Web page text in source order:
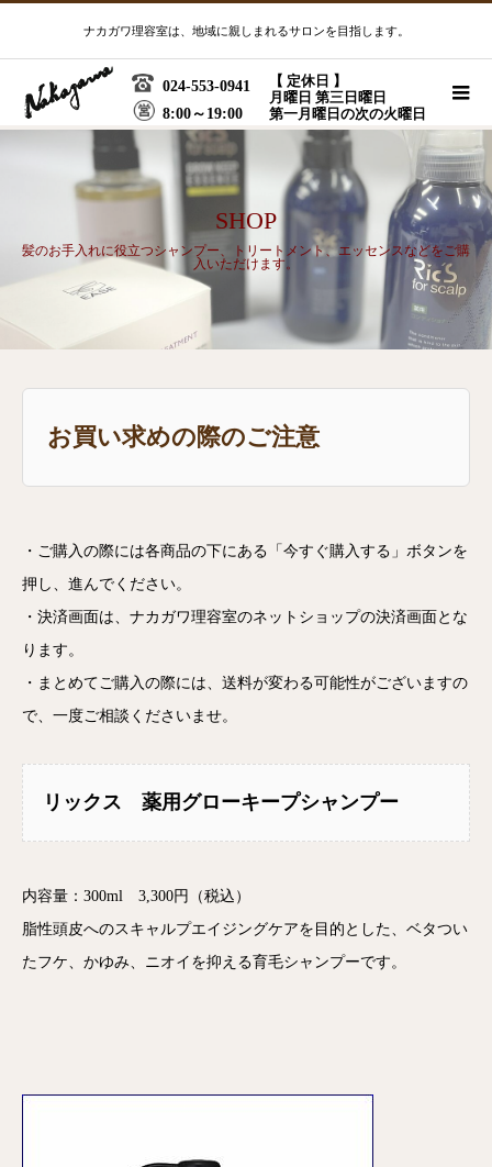
ナカガワ理容室は、地域に親しまれるサロンを目指します。
024-553-0941
【 定休日 】
月曜日 第三日曜日
第一月曜日の次の火曜日
8:00～19:00
SHOP
髪のお手入れに役立つシャンプー、トリートメント、エッセンスなどをご購
入いただけます。
お買い求めの際のご注意
・ご購入の際には各商品の下にある「今すぐ購入する」ボタンを
押し、進んでください。
・決済画面は、ナカガワ理容室のネットショップの決済画面とな
ります。
・まとめてご購入の際には、送料が変わる可能性がございますの
で、一度ご相談くださいませ。
リックス 薬用グローキープシャンプー
内容量：300ml 3,300円（税込）
脂性頭皮へのスキャルプエイジングケアを目的とした、ベタつい
たフケ、かゆみ、ニオイを抑える育毛シャンプーです。